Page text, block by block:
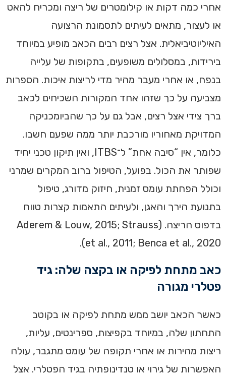
אחרי כמה דקות או קילומטרים של ריצה ומכריח להאט
או לעצור, מתאים לעיתים לתסמונת הרצועה
האיליוטיביאלית. אצל רצים רבים הכאב מופיע במיוחד
בירידות, במסלולים משופעים, בתקופות של עלייה
בנפח, או אחרי מעבר מהיר מדי לריצות איכות. הספרות
מצביעה על כך שזהו אחד המקורות השכיחים לכאב
ברך צידי אצל רצים, אבל גם על כך שהביומכניקה
המדויקת מאחוריו מורכבת יותר ממה שפעם חשבו.
כלומר, אין “סיבה אחת” ל־ITBS, ואין תיקון טכני יחיד
שפותר את הכול. בפועל, הטיפול ברוב המקרים שמרני
וכולל הפחתת עומס זמנית, חיזוק מדורג, טיפול
בתנועת הירך והאגן, ולעיתים התאמות קצרות טווח
בדפוס הריצה. (Aderem & Louw, 2015; Strauss
et al., 2011; Benca et al., 2020).
כאב מתחת לפיקה או בקצה שלה: גיד
פטלרי מגורה
כאשר הכאב יושב ממש מתחת לפיקה או בקוטב
התחתון שלה, במיוחד בקפיצות, ספרינטים, עליות,
ריצות מהירות או אחרי תקופה של עומס מתגבר, עולה
האפשרות של גירוי או טנדינופתיה בגיד הפטלרי. אצל